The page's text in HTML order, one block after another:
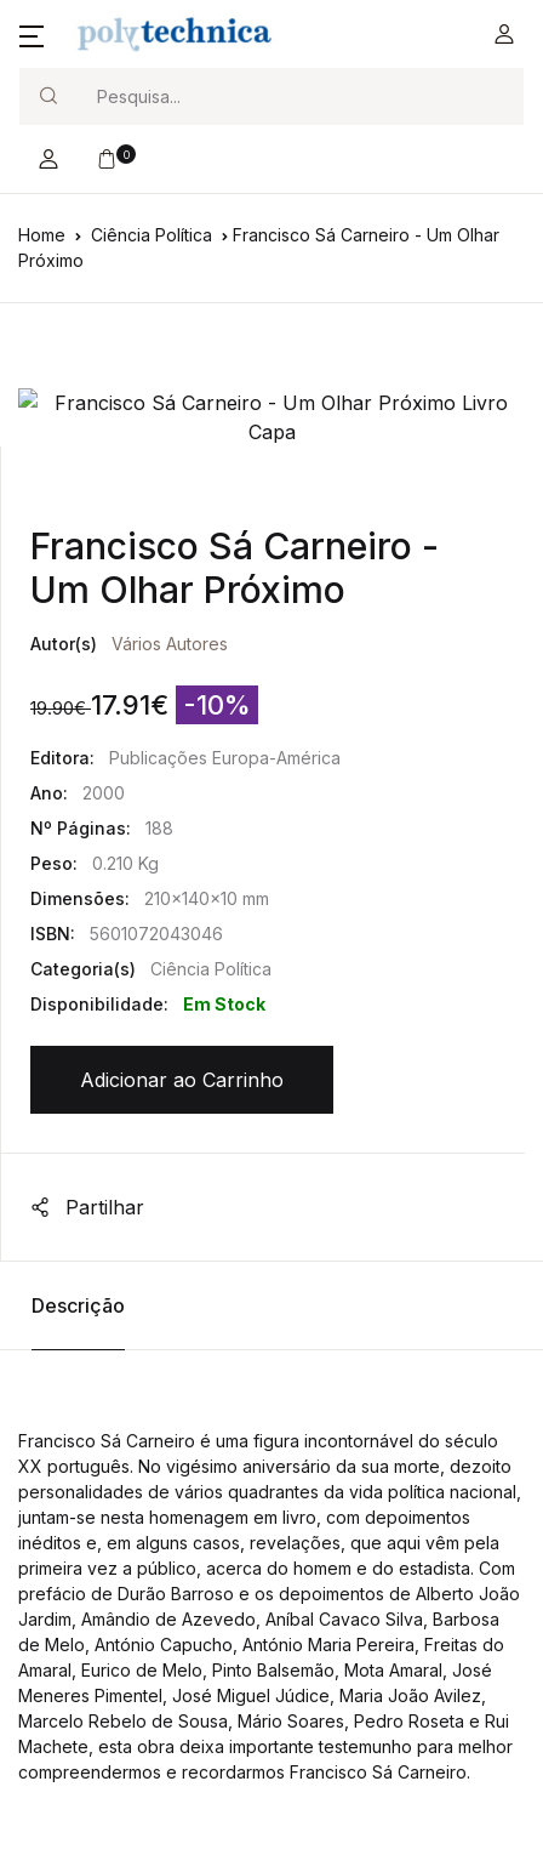
0
Home Ciência Política
Francisco Sá Carneiro - Um Olhar
Próximo
Francisco Sá Carneiro -
Um Olhar Próximo
Autor(s) Vários Autores
19.90€ 17.91€ -10%
Editora:
Publicações Europa-América
Ano:
2000
Nº Páginas:
188
Peso:
0.210 Kg
Dimensões:
210x140x10 mm
ISBN:
5601072043046
Categoria(s)
Ciência Política
Disponibilidade:
Em Stock
Adicionar ao Carrinho
Partilhar
Descrição
Francisco Sá Carneiro é uma figura incontornável do século
XX português. No vigésimo aniversário da sua morte, dezoito
personalidades de vários quadrantes da vida política nacional,
juntam-se nesta homenagem em livro, com depoimentos
inéditos e, em alguns casos, revelações, que aqui vêm pela
primeira vez a público, acerca do homem e do estadista. Com
prefácio de Durão Barroso e os depoimentos de Alberto João
Jardim, Amândio de Azevedo, Aníbal Cavaco Silva, Barbosa
de Melo, António Capucho, António Maria Pereira, Freitas do
Amaral, Eurico de Melo, Pinto Balsemão, Mota Amaral, José
Meneres Pimentel, José Miguel Júdice, Maria João Avilez,
Marcelo Rebelo de Sousa, Mário Soares, Pedro Roseta e Rui
Machete, esta obra deixa importante testemunho para melhor
compreendermos e recordarmos Francisco Sá Carneiro.